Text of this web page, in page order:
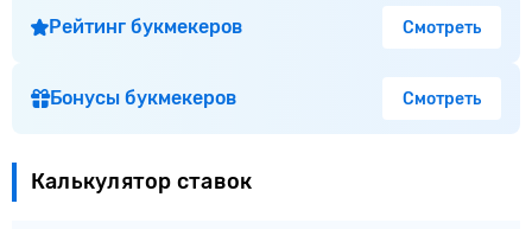
Рейтинг букмекеров Смотреть
Бонусы букмекеров Смотреть
Калькулятор ставок